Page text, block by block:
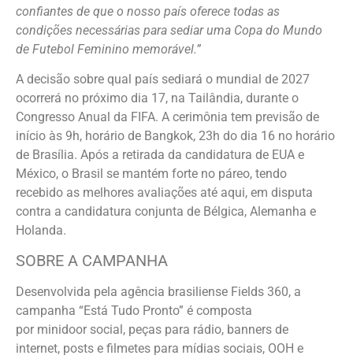
confiantes de que o nosso país oferece todas as
condições necessárias para sediar uma Copa do Mundo
de Futebol Feminino memorável.”
A decisão sobre qual país sediará o mundial de 2027
ocorrerá no próximo dia 17, na Tailândia, durante o
Congresso Anual da FIFA. A cerimônia tem previsão de
início às 9h, horário de Bangkok, 23h do dia 16 no horário
de Brasília. Após a retirada da candidatura de EUA e
México, o Brasil se mantém forte no páreo, tendo
recebido as melhores avaliações até aqui, em disputa
contra a candidatura conjunta de Bélgica, Alemanha e
Holanda.
SOBRE A CAMPANHA
Desenvolvida pela agência brasiliense Fields 360, a
campanha “Está Tudo Pronto” é composta
por minidoor social, peças para rádio, banners de
internet, posts e filmetes para mídias sociais, OOH e